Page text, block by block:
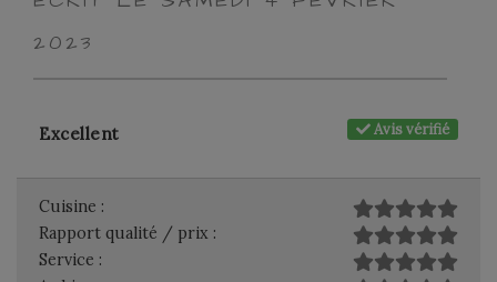
2023
Avis vérifié
Excellent
Cuisine :
Rapport qualité / prix :
Service :